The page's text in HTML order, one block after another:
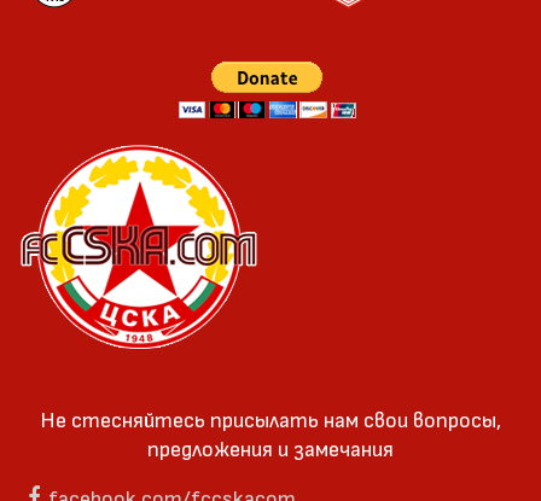
Не стесняйтесь присылать нам свои вопросы,
предложения и замечания